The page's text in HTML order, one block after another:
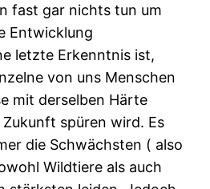
fast gar nichts tun um
Entwicklung
letzte Erkenntnis ist,
von uns Menschen
mit derselben Härte
spüren wird. Es
die Schwächsten ( also
Wildtiere als auch